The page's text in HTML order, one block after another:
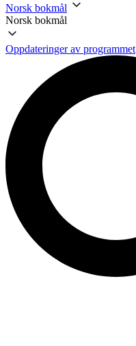
Norsk bokmål
Norsk bokmål
Oppdateringer av programmet